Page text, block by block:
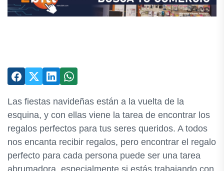
Las fiestas navideñas están a la vuelta de la
esquina, y con ellas viene la tarea de encontrar los
regalos perfectos para tus seres queridos. A todos
nos encanta recibir regalos, pero encontrar el regalo
perfecto para cada persona puede ser una tarea
abrumadora, especialmente si estás trabajando con